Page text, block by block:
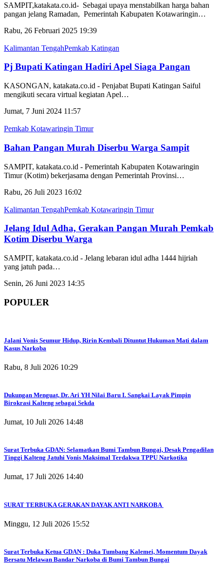
SAMPIT,katakata.co.id- Sebagai upaya menstabilkan harga bahan
pangan jelang Ramadan, Pemerintah Kabupaten Kotawaringin…
Rabu, 26 Februari 2025 19:39
Kalimantan TengahPemkab Katingan
Pj Bupati Katingan Hadiri Apel Siaga Pangan
KASONGAN, katakata.co.id - Penjabat Bupati Katingan Saiful
mengikuti secara virtual kegiatan Apel…
Jumat, 7 Juni 2024 11:57
Pemkab Kotawaringin Timur
Bahan Pangan Murah Diserbu Warga Sampit
SAMPIT, katakata.co.id - Pemerintah Kabupaten Kotawaringin
Timur (Kotim) bekerjasama dengan Pemerintah Provinsi…
Rabu, 26 Juli 2023 16:02
Kalimantan TengahPemkab Kotawaringin Timur
Jelang Idul Adha, Gerakan Pangan Murah Pemkab
Kotim Diserbu Warga
SAMPIT, katakata.co.id - Jelang lebaran idul adha 1444 hijriah
yang jatuh pada…
Senin, 26 Juni 2023 14:35
POPULER
Jalani Vonis Seumur Hidup, Ririn Kembali Dituntut Hukuman Mati dalam
Kasus Narkoba
Rabu, 8 Juli 2026 10:29
Dukungan Menguat, Dr. Ari YH Nilai Baru I. Sangkai Layak Pimpin
Birokrasi Kalteng sebagai Sekda
Jumat, 10 Juli 2026 14:48
Surat Terbuka GDAN: Selamatkan Bumi Tambun Bungai, Desak Pengadilan
Tinggi Kalteng Jatuhi Vonis Maksimal Terdakwa TPPU Narkotika
Jumat, 17 Juli 2026 14:40
SURAT TERBUKA GERAKAN DAYAK ANTI NARKOBA
Minggu, 12 Juli 2026 15:52
Surat Terbuka Ketua GDAN : Duka Tumbang Kalemei, Momentum Dayak
Bersatu Melawan Bandar Narkoba di Bumi Tambun Bungai